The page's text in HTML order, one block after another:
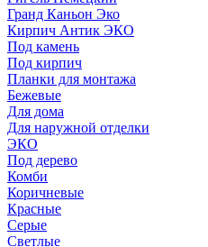
Гранд Каньон Эко
Кирпич Антик ЭКО
Под камень
Под кирпич
Планки для монтажа
Бежевые
Для дома
Для наружной отделки
ЭКO
Под дерево
Комби
Коричневые
Красные
Серые
Светлые